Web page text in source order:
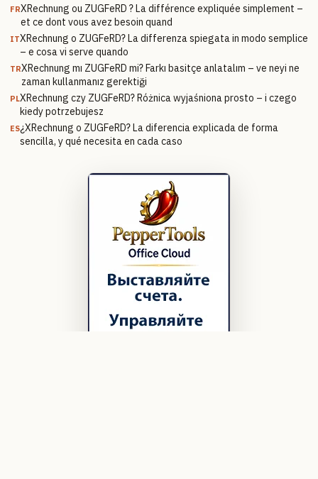
FRXRechnung ou ZUGFeRD ? La différence expliquée simplement –
et ce dont vous avez besoin quand
ITXRechnung o ZUGFeRD? La differenza spiegata in modo semplice
– e cosa vi serve quando
TRXRechnung mı ZUGFeRD mi? Farkı basitçe anlatalım – ve neyi ne
zaman kullanmanız gerektiği
PLXRechnung czy ZUGFeRD? Różnica wyjaśniona prosto – i czego
kiedy potrzebujesz
ES¿XRechnung o ZUGFeRD? La diferencia explicada de forma
sencilla, y qué necesita en cada caso